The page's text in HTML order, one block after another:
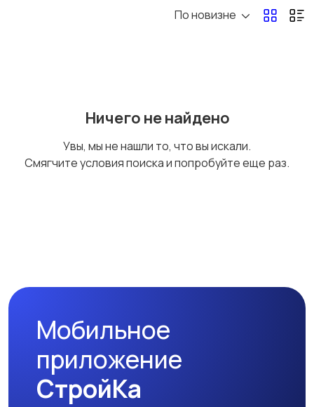
аккумуляторы
По новизне
Ничего не найдено
Увы, мы не нашли то, что вы искали.
Смягчите условия поиска и попробуйте еще раз.
Мобильное
приложение
СтройКа